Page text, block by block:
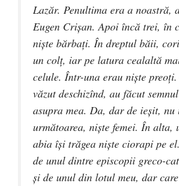
Lazăr. Penultima era a noastră,
Eugen Crişan. Apoi încă trei, în
nişte bărbaţi. În dreptul băii,
un colţ, iar pe latura cealaltă
celule. Într-una erau nişte
văzut deschizînd, au făcut
asupra mea. Da, dar de ieşit, nu
următoarea, nişte femei. În alta,
abia îşi trăgea nişte ciorapi pe
de unul dintre episcopii greco-
şi de unul din lotul meu, dar